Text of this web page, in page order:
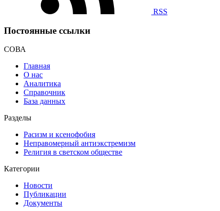
RSS
Постоянные ссылки
СОВА
Главная
О нас
Аналитика
Справочник
База данных
Разделы
Расизм и ксенофобия
Неправомерный антиэкстремизм
Религия в светском обществе
Категории
Новости
Публикации
Документы